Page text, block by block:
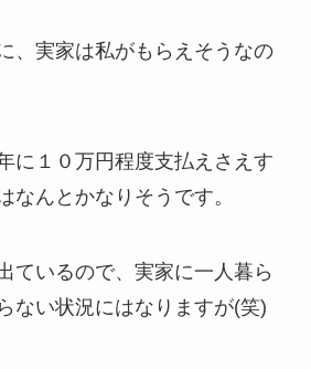
、実家は私がもらえそうなの
に１０万円程度支払えさえす
なんとかなりそうです。
ているので、実家に一人暮ら
ない状況にはなりますが(笑)